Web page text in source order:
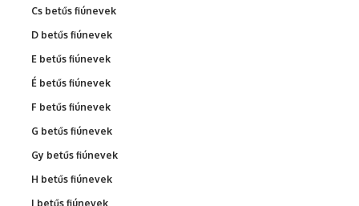
Cs betűs fiúnevek
D betűs fiúnevek
E betűs fiúnevek
É betűs fiúnevek
F betűs fiúnevek
G betűs fiúnevek
Gy betűs fiúnevek
H betűs fiúnevek
I betűs fiúnevek